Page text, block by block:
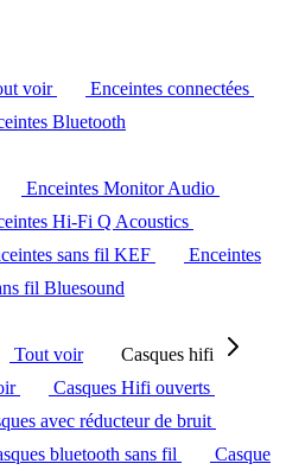
voir
Enceintes connectées
Bluetooth
Enceintes Monitor Audio
Hi-Fi Q Acoustics
sans fil KEF
Enceintes
fil Bluesound
Tout voir
Casques hifi
Casques Hifi ouverts
avec réducteur de bruit
bluetooth sans fil
Casque